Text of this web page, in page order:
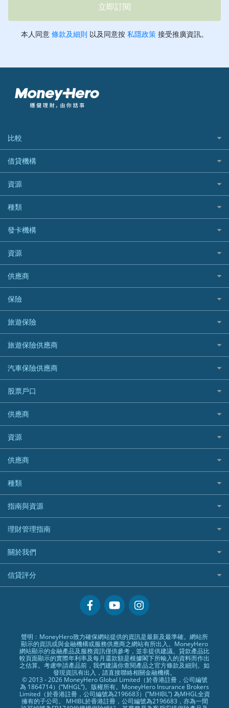
比較
私人貸款比較
稅季/稅務貸款
網上貸款
結餘轉戶(清卡數貸款)
銀行貸款
財務公司貸款
免入息貸款
免TU貸款
急借錢
緊急貸款比較
最佳小額貸款比較
易批必批貸款
24小時貸款
最佳循環貸款
借貸機構
BEA 東亞銀行
BOC 中國銀行
Cashing Pro 優尚信貸
CCB(Asia) 中國建設銀行 (亞洲)
Citibank 花旗銀行
CNCBI 信銀國際
CreFIT 維信
DBS 星展銀行
DSB 大新銀行
HSBC 滙豐銀行貸款
K Cash 貸款
Mox 銀行
National Resources 中潤物業按揭
OCBC 華僑銀行
PrimeCredit 安信信貸
Promise 邦民日本財務
Rabbit Credit月兔信貸
Standard Chartered 渣打銀行
UA 亞洲聯合財務
WeLab Bank
WeLend 貸款
資源
如何申請個人貸款
如何管理個人貸款
個人貸款有用資訊
清卡數貸款教學
循環貸款教學
個人化貸款產品推介 🔥全新
債務重組一覽
供樓利息扣稅
最佳貸款app
種類
網購優惠
精選外幣網購信用卡
尊尚信用卡
公司信用卡
電子錢包信用卡
日本遊信用卡攻略
韓國遊信用卡攻略
台灣遊信用卡攻略
機場貴賓室信用卡
銀聯信用卡
高獎賞信用卡推薦
酒店信用卡
發卡機構
Citibank花旗銀行
AE美國運通
DBS星展銀行
HSBC滙豐銀行
Mox
信銀國際
大新銀行
恒生銀行
Standard Chartered渣打銀行
東亞銀行
SIM
Airwallex信用卡
資源
Black Friday優惠
淘寶付款方式
一田購物優惠日
SOGO感謝祭
HKTVmall優惠碼
交稅優惠
酒店優惠碼
機票優惠碼
供應商
八達通自動增值信用卡
保險
旅遊保險
汽車保險
家居保險
家傭保險
寵物保險
定期人壽保險
危疾保險
年金資訊
樓宇火險
旅遊保險
日本旅遊保險及資訊
泰國旅遊保險及資訊
台灣旅遊保險及資訊
韓國旅遊保險及資訊
歐洲旅遊保險及資訊
越南旅遊保險及資訊
澳洲旅遊保險及資訊
長者嘆世界
家庭親子遊
自駕遊比較
相機有得保
專為孕婦設計的最佳旅遊保險
最佳滑雪旅遊保險
最適合BB的旅遊保險
旅遊保險供應商
AXA 安盛
AIG 美亞
Allianz 安聯
Allied World 世聯
Avo
中國銀行
Bolttech 保特
Blue Cross 藍十字
中國平安
HSBC滙豐銀行
MSIG 三井住友
Prudential 保誠
QBE 昆士蘭
Starr
汽車保險供應商
大新汽車保險
中銀汽車保險
Allianz安聯汽車保險
bolttech保障汽車保險
Zurich蘇黎世汽車保險
QBE昆士蘭汽車保險
平安汽車保險
股票戶口
富途證券
IB盈透證券
老虎證券
uSMART 盈立證券
華盛証券
長橋證券
WeBull微牛證券
漲樂全球通｜華泰國際
OSL
供應商
富途牛牛好唔好？
Webull微牛證券好唔好？
Longbridge長橋證券好唔好？
老虎證券好唔好？
華盛証券好唔好？
漲樂全球通好唔好？
IB盈透證券好唔好？
盈立證券 uSMART 好唔好？
Stashaway好唔好？
資源
股票戶口開戶
證券行邊間好？
港股5隻高息ETF精選
什麼是ETF？
香港30大高息股排行
黃金ETF懶人包
最值得注意的比特幣ETF
選股策略：五步調查攻略
供應商
銀行戶口比較
尊尚銀行戶口
Citi Plus
中信銀行inMotion
Airwallex銀行
種類
定期存款
港元定存
人民幣定存
美元定存
英鎊定存
澳元定存
指南與資源
理財資訊
識慳識賺
債務管理
投資理財
置業安居
專欄文章
理財管理指南
常用相關詞彙
MoneyHero電子報
所有合作銀行或機構
關於我們
服務承諾
網上支援
常見問題
條款及細則
編輯守則
廣告合作
廣告政策
信貸評分
聲明﹕MoneyHero致力確保網站提供的資訊是最新及最準確。網站所
顯示的資訊或與金融機構或服務供應商之網站有所出入。MoneyHero
網站顯示的金融產品及服務資訊僅供參考，並非提供建議。貸款產品比
較頁面顯示的實際年利率及每月還款額是根據閣下所輸入的資料而作出
之估算。考慮申請產品前，我們建議你查閱產品之官方條款及細則。如
發現資訊有出入，請直接聯絡相關金融機構。
© 2013 - 2026 MoneyHero Global Limited（於香港註冊，公司編號
為 1864714）(“MHGL”)。版權所有。MoneyHero Insurance Brokers
Limited（於香港註冊，公司編號為2196683）(”MHIBL”) 為MHGL全資
擁有的子公司。 MHIBL於香港註冊，公司編號為2196683，亦為一間